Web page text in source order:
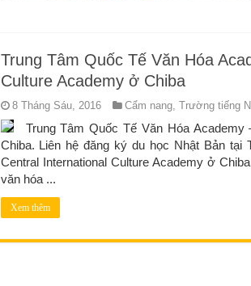
Trung Tâm Quốc Tế Văn Hóa
Culture Academy ở Chiba
8 Tháng Sáu, 2016 Cẩm nang, Trường tiếng
Trung Tâm Quốc Tế Văn Hóa
Chiba. Liên hệ đăng ký du học Nhật Bản tại
Central International Culture Academy ở
văn hóa ...
Xem thêm